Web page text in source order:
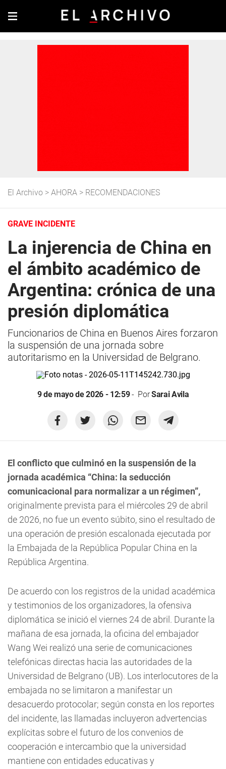
El Archivo > AHORA > RECOMENDACIONES
GRAVE INCIDENTE
La injerencia de China en
el ámbito académico de
Argentina: crónica de una
presión diplomática
Funcionarios de China en Buenos Aires forzaron
la suspensión de una jornada sobre
autoritarismo en la Universidad de Belgrano.
9 de mayo de 2026 - 12:59 PorSarai Avila
El conflicto que culminó en la suspensión de la
jornada académica “China: la seducción
comunicacional para normalizar a un régimen”,
originalmente prevista para el miércoles 29 de abril
de 2026, no fue un evento súbito, sino el resultado de
una operación de presión escalonada ejecutada por
la Embajada de la República Popular China en la
República Argentina.
De acuerdo con los registros de la unidad académica
y testimonios de los organizadores, la ofensiva
diplomática se inició el viernes 24 de abril. Durante la
mañana de esa jornada, la oficina del embajador
Wang Wei realizó una serie de comunicaciones
telefónicas directas hacia las autoridades de la
Universidad de Belgrano (UB). Los interlocutores de la
embajada no se limitaron a manifestar un
desacuerdo protocolar; según consta en los reportes
del incidente, las llamadas incluyeron advertencias
explícitas sobre el futuro de los convenios de
cooperación e intercambio que la universidad
mantiene con entidades educativas y